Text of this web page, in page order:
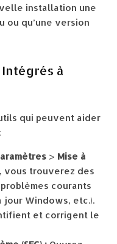
installation une
ou qu’une version
à
qui peuvent aider
:
> Mise à
, vous trouverez des
courants
jour Windows, etc.).
et corrigent le